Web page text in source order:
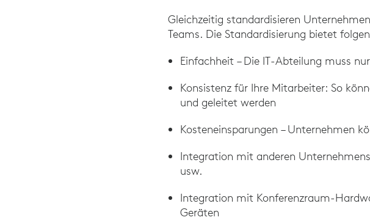
Gleichzeitig standardisieren
Teams. Die Standardisierung bietet
Einfachheit – Die IT-Abteilung muss
Konsistenz für Ihre Mitarbeiter: So
und geleitet werden
Kosteneinsparungen – Unternehmen
Integration mit anderen
usw.
Integration mit Konferenzraum-
Geräten